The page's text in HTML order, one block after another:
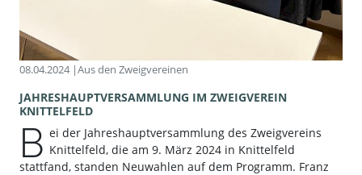
08.04.2024 |Aus den Zweigvereinen
JAHRESHAUPTVERSAMMLUNG IM ZWEIGVEREIN
KNITTELFELD
B ei der Jahreshauptversammlung des Zweigvereins
Knittelfeld, die am 9. März 2024 in Knittelfeld
stattfand, standen Neuwahlen auf dem Programm. Franz